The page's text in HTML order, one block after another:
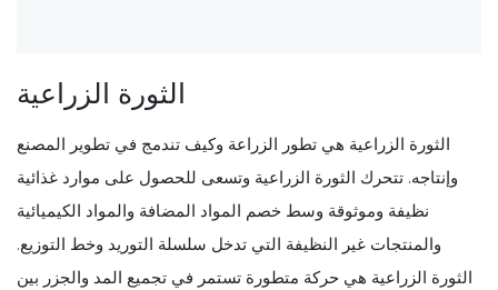
الثورة الزراعية
الثورة الزراعية هي تطور الزراعة وكيف تندمج في تطوير المصنع
وإنتاجه. تتحرك الثورة الزراعية وتسعى للحصول على موارد غذائية
نظيفة وموثوقة وسط خصم المواد المضافة والمواد الكيميائية
والمنتجات غير النظيفة التي تدخل سلسلة التوريد وخط التوزيع.
الثورة الزراعية هي حركة متطورة تستمر في تجميع المد والجزر بين